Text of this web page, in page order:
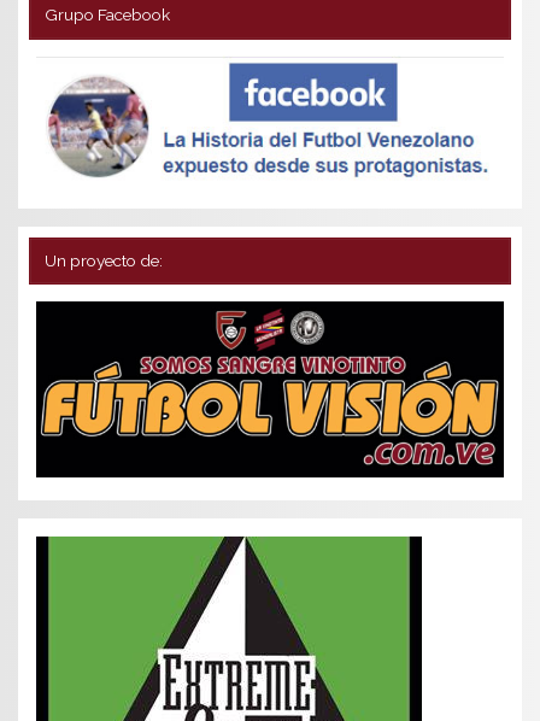
Grupo Facebook
Un proyecto de: